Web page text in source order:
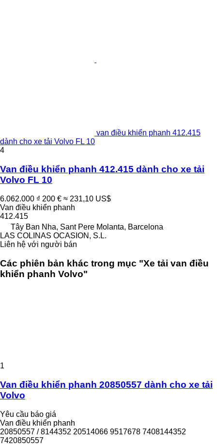
van điều khiển phanh 412.415
dành cho xe tải Volvo FL 10
4
Van điều khiển phanh 412.415 dành cho xe tải
Volvo FL 10
6.062.000 ₫ 200 € ≈ 231,10 US$
Van điều khiển phanh
412.415
Tây Ban Nha, Sant Pere Molanta, Barcelona
LAS COLINAS OCASION, S.L.
Liên hệ với người bán
Các phiên bản khác trong mục "Xe tải van điều
khiển phanh Volvo"
1
Van điều khiển phanh 20850557 dành cho xe tải
Volvo
Yêu cầu báo giá
Van điều khiển phanh
20850557 / 8144352 20514066 9517678 7408144352
7420850557